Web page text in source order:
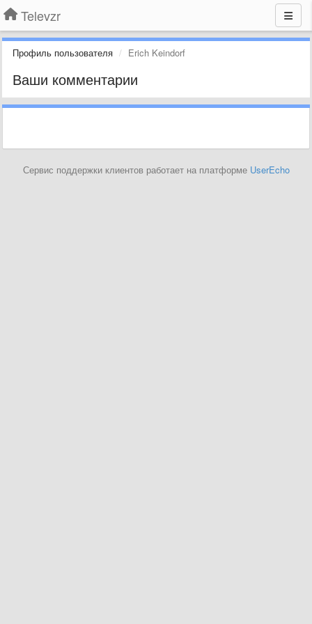
Televzr
Профиль пользователя Erich Keindorf
Ваши комментарии
Сервис поддержки клиентов работает на платформе UserEcho